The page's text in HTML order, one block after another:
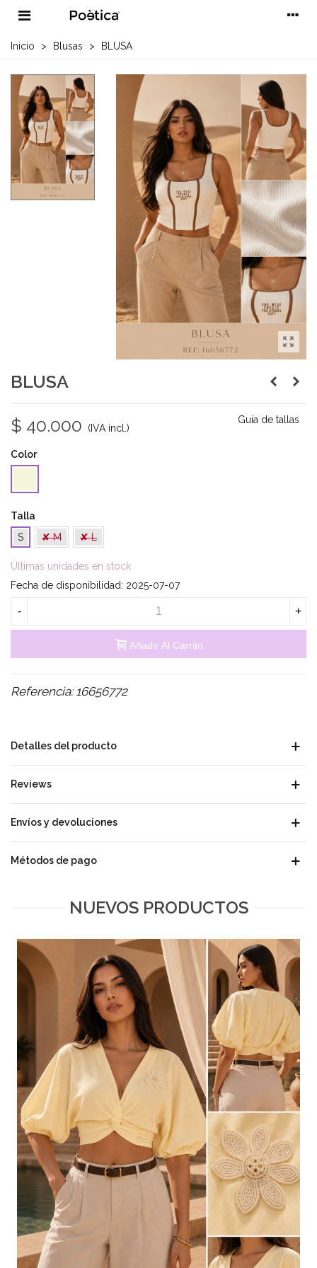
Inicio > Blusas > BLUSA
BLUSA
$ 40.000 (IVA incl.)
Guía de tallas
Color
Talla
S
✘ M ✘ L
Últimas unidades en stock
Fecha de disponibilidad: 2025-07-07
- +
Añadir Al Carrito
Referencia: 16656772
Detalles del producto
Reviews
Envíos y devoluciones
Métodos de pago
NUEVOS PRODUCTOS